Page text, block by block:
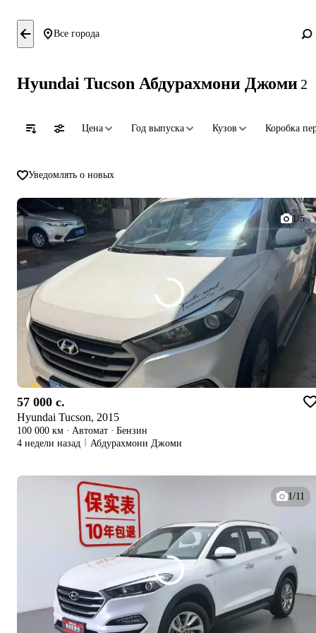
Все города
Hyundai Tucson Абдурахмони Джоми 2
Цена Год выпуска Кузов Коробка
Уведомлять о новых
1/5
57 000 c.
Hyundai Tucson, 2015
100 000 км · Автомат · Бензин
4 недели назад
Абдурахмони Джоми
1/11